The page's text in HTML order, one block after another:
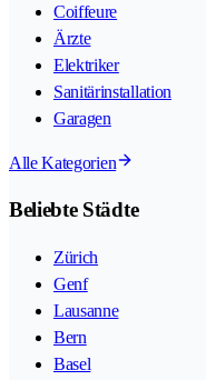
Coiffeure
Ärzte
Elektriker
Sanitärinstallation
Garagen
Alle Kategorien
Beliebte Städte
Zürich
Genf
Lausanne
Bern
Basel